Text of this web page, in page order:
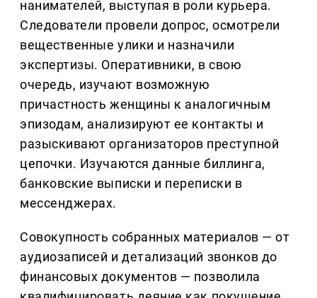
нанимателей, выступая в роли курьера.
Следователи провели допрос, осмотрели
вещественные улики и назначили
экспертизы. Оперативники, в свою
очередь, изучают возможную
причастность женщины к аналогичным
эпизодам, анализируют ее контакты и
разыскивают организаторов преступной
цепочки. Изучаются данные биллинга,
банковские выписки и переписки в
мессенджерах.
Совокупность собранных материалов — от
аудиозаписей и детализаций звонков до
финансовых документов — позволила